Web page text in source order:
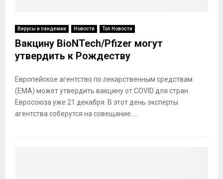
Вирусы и пандемии Новости Топ Новости
Вакцину BioNTech/Pfizer могут
утвердить к Рождеству
Европейское агентство по лекарственным средствам
(EMA) может утвердить вакцину от COVID для стран
Евросоюза уже 21 декабря. В этот день эксперты
агентства соберутся на совещание....